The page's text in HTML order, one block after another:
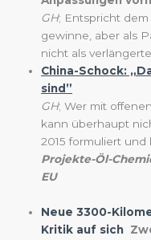
GH; Entspricht dem
gewinne, aber als
nicht als
China-Schock:
sind”
GH; Wer mit
kann überhaupt
2015 formuliert und
Projekte-Öl-
EU
Neue 3300-
Kritik auf sich